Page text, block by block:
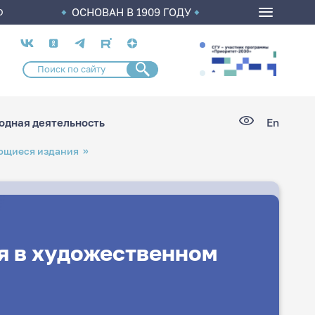
ОСНОВАН В 1909 ГОДУ
Социальные
сети
деятельность En
издания
в художественном